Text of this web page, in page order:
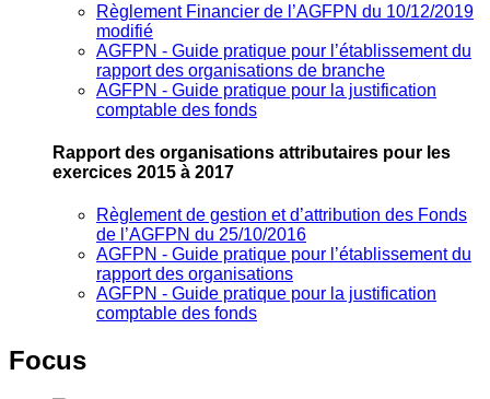
Règlement Financier de l’AGFPN du 10/12/2019
modifié
AGFPN ‐ Guide pratique pour l’établissement du
rapport des organisations de branche
AGFPN ‐ Guide pratique pour la justification
comptable des fonds
Rapport des organisations attributaires pour les
exercices 2015 à 2017
Règlement de gestion et d’attribution des Fonds
de l’AGFPN du 25/10/2016
AGFPN ‐ Guide pratique pour l’établissement du
rapport des organisations
AGFPN ‐ Guide pratique pour la justification
comptable des fonds
Focus